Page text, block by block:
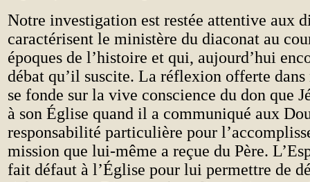
Notre investigation est restée attentive aux
caractérisent le ministère du diaconat au
époques de l’histoire et qui, aujourd’hui
débat qu’il suscite. La réflexion offerte
se fonde sur la vive conscience du don que
à son Église quand il a communiqué aux
responsabilité particulière pour
mission que lui-même a reçue du Père.
fait défaut à l’Église pour lui permettre de